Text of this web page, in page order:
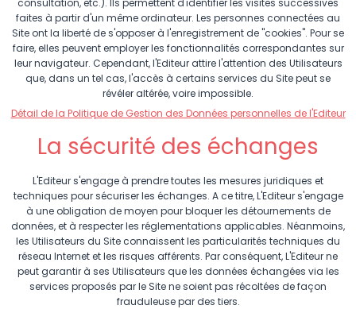
consultation, etc.). Ils permettent d'identifier les visites successives
faites à partir d'un même ordinateur. Les personnes connectées au
Site ont la liberté de s'opposer à l'enregistrement de "cookies". Pour se
faire, elles peuvent employer les fonctionnalités correspondantes sur
leur navigateur. Cependant, l'Editeur attire l'attention des Utilisateurs
que, dans un tel cas, l'accès à certains services du Site peut se
révéler altérée, voire impossible.
Détail de la Politique de Gestion des Données personnelles de l'Editeur
La sécurité des échanges
L'Editeur s'engage à prendre toutes les mesures juridiques et
techniques pour sécuriser les échanges. A ce titre, L'Editeur s'engage
à une obligation de moyen pour bloquer les détournements de
données, et à respecter les réglementations applicables. Néanmoins,
les Utilisateurs du Site connaissent les particularités techniques du
réseau Internet et les risques afférents. Par conséquent, L'Editeur ne
peut garantir à ses Utilisateurs que les données échangées via les
services proposés par le Site ne soient pas récoltées de façon
frauduleuse par des tiers.